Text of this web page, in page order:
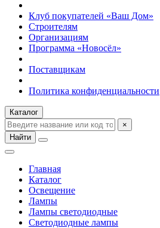
Клуб покупателей «Ваш Дом»
Строителям
Организациям
Программа «Новосёл»
Поставщикам
Политика конфиденциальности
Каталог
×
Найти
Главная
Каталог
Освещение
Лампы
Лампы светодиодные
Светодиодные лампы